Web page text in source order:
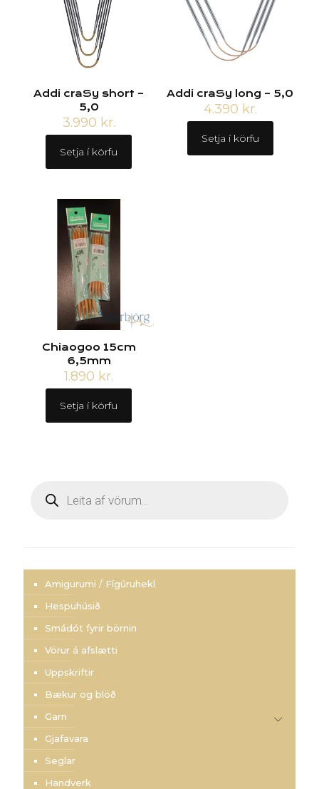
Addi craSy short –
5,0
3.990 kr.
Setja í körfu
Addi craSy long – 5,0
4.390 kr.
Setja í körfu
Chiaogoo 15cm
6,5mm
1.890 kr.
Setja í körfu
search
Amigurumi / Fígúruhekl
Hespuhúsið
Smádót fyrir börnin
Vörur á afslætti
Uppskriftir
Bækur og blöð
Garn
Gjafavara
Seglar
Handverk